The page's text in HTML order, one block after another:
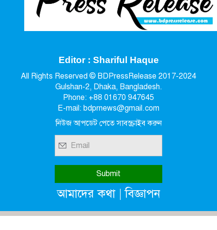
Editor : Shariful Haque
All Rights Reserved © BDPressRelease 2017-2024
Gulshan-2, Dhaka, Bangladesh.
Phone: +88 01670 947645
E-mail: bdprnews@gmail.com
নিউজ আপডেট পেতে সাবস্ক্রাইব করুন
আমাদের কথা|বিজ্ঞাপন